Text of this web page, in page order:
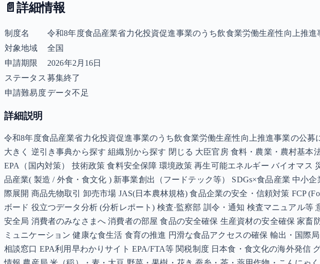
📄 詳細情報
制度名
令和8年度食品産業省力化投資促進事業のうち飲食業労働生産性向上推進
対象地域
全国
申請期限
2026年2月16日
ステータス 募集終了
申請難易度データ不足
詳細説明
令和8年度食品産業省力化投資促進事業のうち飲食業労働生産性向上推進事業の公
大きく 逆引き事典から探す 組織別から探す 閉じる 大臣官房 食料・農業・農村基
EPA（国内対策） 技術政策 食料安全保障 環境政策 再生可能エネルギー バイオマ
品産業( 製造 / 外食・食文化 ) 新事業創出（フードテック等） SDGs×食品産業 中小
際展開 商品先物取引 卸売市場 JAS(日本農林規格) 食品企業の安全・信頼対策 FCP
ボード 役立つデータ分析 (分析レポート) 検査·監察部 訓令・通知 検査マニュアル
安全局 消費者のみなさまへ 消費者の部屋 食品の安全確保 生産資材の安全確保 家
ミュニケーション 健康な食生活 食育の推進 円滑な食品アクセスの確保 輸出・国際
相談窓口 EPA利用早わかりサイト EPA/FTA等 関税制度 日本食・食文化の海外発